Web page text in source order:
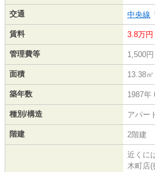
交通 中央線 「
賃料 3.8万円
管理費等 1,500円
面積 13.38㎡
築年数 1987年
種別/構造 アパー
階建 2階建
近くに
木町店(